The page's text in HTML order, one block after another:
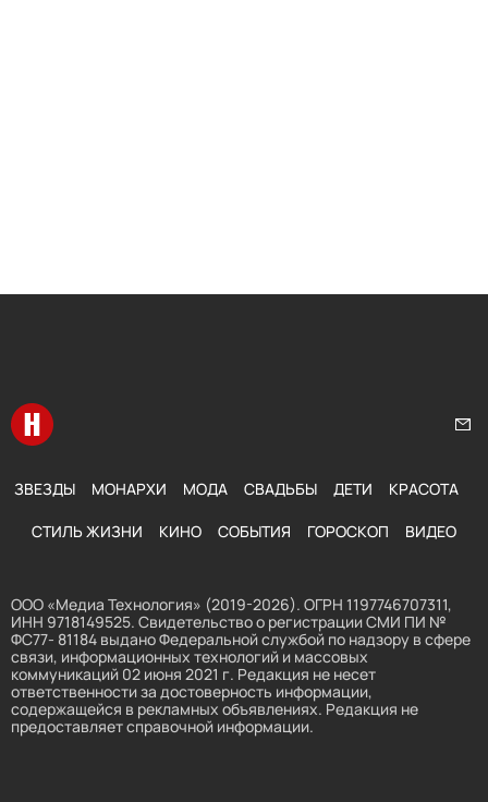
Перейти на главную
ЗВЕЗДЫ МОНАРХИ МОДА СВАДЬБЫ ДЕТИ КРАСОТА
СТИЛЬ ЖИЗНИ КИНО СОБЫТИЯ ГОРОСКОП ВИДЕО
ООО «Медиа Технология» (2019-2026). ОГРН 1197746707311,
ИНН 9718149525. Свидетельство о регистрации СМИ ПИ №
ФС77- 81184 выдано Федеральной службой по надзору в сфере
связи, информационных технологий и массовых
коммуникаций 02 июня 2021 г. Редакция не несет
ответственности за достоверность информации,
содержащейся в рекламных объявлениях. Редакция не
предоставляет справочной информации.